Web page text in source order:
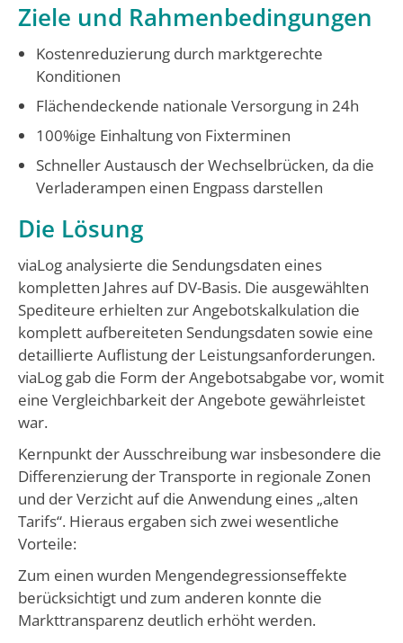
Ziele und Rahmenbedingungen
Kostenreduzierung durch marktgerechte
Konditionen
Flächendeckende nationale Versorgung in 24h
100%ige Einhaltung von Fixterminen
Schneller Austausch der Wechselbrücken, da die
Verladerampen einen Engpass darstellen
Die Lösung
viaLog analysierte die Sendungsdaten eines
kompletten Jahres auf DV-Basis. Die ausgewählten
Spediteure erhielten zur Angebotskalkulation die
komplett aufbereiteten Sendungsdaten sowie eine
detaillierte Auflistung der Leistungsanforderungen.
viaLog gab die Form der Angebotsabgabe vor, womit
eine Vergleichbarkeit der Angebote gewährleistet
war.
Kernpunkt der Ausschreibung war insbesondere die
Differenzierung der Transporte in regionale Zonen
und der Verzicht auf die Anwendung eines „alten
Tarifs“. Hieraus ergaben sich zwei wesentliche
Vorteile:
Zum einen wurden Mengendegressionseffekte
berücksichtigt und zum anderen konnte die
Markttransparenz deutlich erhöht werden.